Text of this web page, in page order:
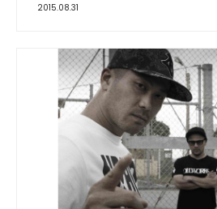
2015.08.31